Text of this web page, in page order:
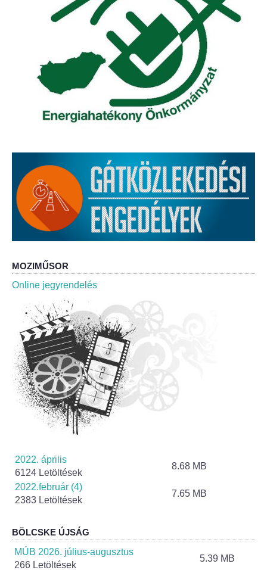
ÖNKORMÁNYZAT
Képviselő-testület
Képviselő-testületi ülések
Bizottságok
Bizottsági ülések
A helyi választási bizottság
A helyi választási bizottság határozatai
Roma Nemzetiségi Önkormányzat
Roma Nemzetiségi Önkormányzat ülések
Rendeletek
Polgármesteri normatív határozatok
Önkormányzati támogatások
Szabályzatok
Pályázatok
Szerződések
Helyi Esélyegyenlőség Program
Alapítványok
MOZIMŰSOR
Online jegyrendelés
2022. április
6124 Letöltések
8.68 MB
2022.február (4)
2383 Letöltések
7.65 MB
BÖLCSKE ÚJSÁG
MÚB 2026. július-augusztus
266 Letöltések
5.39 MB